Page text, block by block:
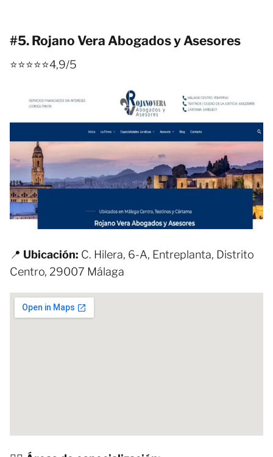
#5. Rojano Vera Abogados y Asesores
⭐⭐⭐⭐⭐4,9/5
📍 Ubicación: C. Hilera, 6-A, Entreplanta, Distrito
Centro, 29007 Málaga